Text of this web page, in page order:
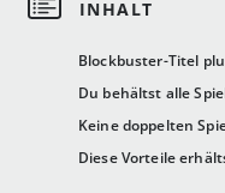
Blockbuster-Titel
Du behältst alle
Keine doppelten
Diese Vorteile